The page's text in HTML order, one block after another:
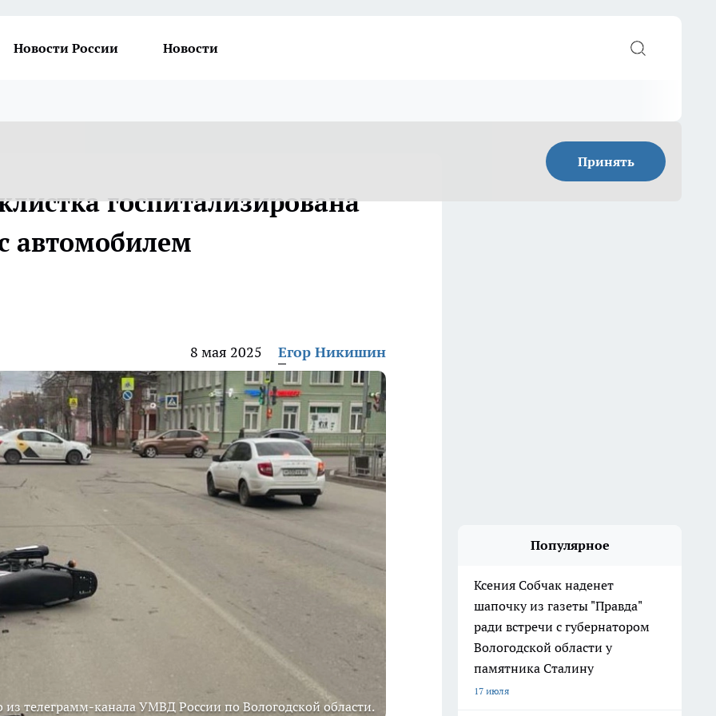
Новости России Новости
Принять
госпитализирована
автомобилем
8 мая 2025 Егор Никишин
из телеграмм-канала УМВД России по Вологодской области.
Популярное
Ксения Собчак наденет
шапочку из газеты "Правда"
ради встречи с губернатором
Вологодской области у
памятника Сталину
17 июля